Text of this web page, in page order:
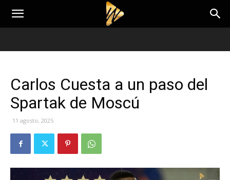
Carlos Cuesta a un paso del
Spartak de Moscú
11 agosto, 2025